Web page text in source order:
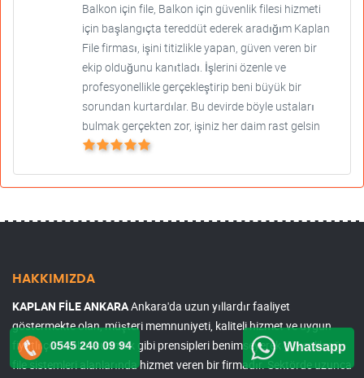
Balkon için file, Balkon için güvenlik filesi hizmeti
için başlangıçta tereddüt ederek aradığım Kaplan
File firması, işini titizlikle yapan, güven veren bir
ekip olduğunu kanıtladı. İşlerini özenle ve
profesyonellikle gerçekleştirip beni büyük bir
sorundan kurtardılar. Bu devirde böyle ustaları
bulmak gerçekten zor, işiniz her daim rast gelsin
HAKKIMIZDA
KAPLAN FİLE ANKARAAnkara'da uzun yıllardır faaliyet
göstermekte olan, müşteri memnuniyeti, kaliteli hizmet ve uygun
fiyatlı çözümleri sunmak gibi prensipleri benimseyerek güvenlik ağ
file sistemleri alanlarında hizmet veren bir firmadır. Sektörde uzunca
0545 240 09 94 Whatsapp